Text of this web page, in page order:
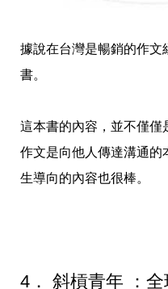
據說在台灣是暢銷的作文
書。
這本書的內容，並不僅僅
作文是向他人傳達溝通的
生導向的內容也很棒。
4． 斜槓青年 ：